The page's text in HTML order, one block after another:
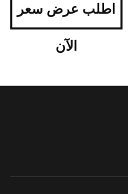
اطلب عرض سعر
الآن